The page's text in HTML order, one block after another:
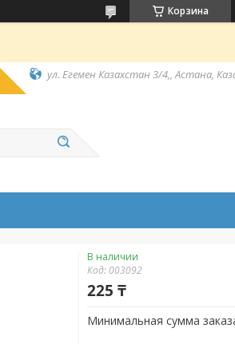
Корзина
ул. Егемен Казахстан 3/4,, Астана,
В наличии
Код: 003092
225 ₸
Минимальная сумма